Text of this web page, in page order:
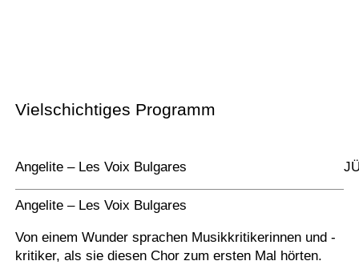
Vielschichtiges Programm
Angelite – Les Voix Bulgares
Angelite – Les Voix Bulgares
Von einem Wunder sprachen Musikkritikerinnen und -
kritiker, als sie diesen Chor zum ersten Mal hörten.